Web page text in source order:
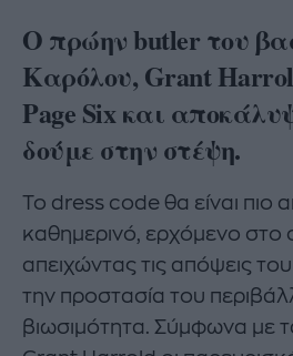
Ο πρώην butler του
Καρόλου, Grant
Page Six και
δούμε στην στέψη.
Το dress code θα είναι πιο
καθημερινό, ερχόμενο στο
απειχώντας τις απόψεις
την προστασία του
βιωσιμότητα. Σύμφωνα με